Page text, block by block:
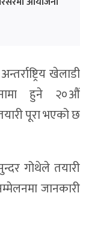
खेलाडी
हुने २०औं
पूरा भएको छ
गोथेले तयारी
जानकारी